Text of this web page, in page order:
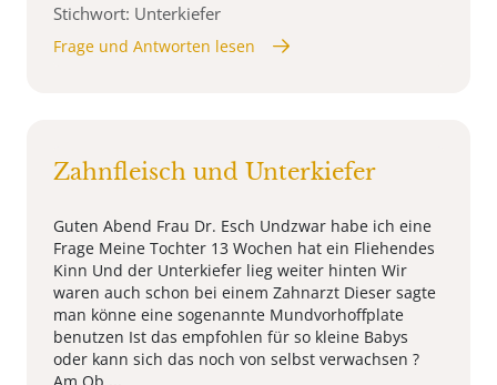
Stichwort: Unterkiefer
Frage und Antworten lesen
Zahnfleisch und Unterkiefer
Guten Abend Frau Dr. Esch Undzwar habe ich eine
Frage Meine Tochter 13 Wochen hat ein Fliehendes
Kinn Und der Unterkiefer lieg weiter hinten Wir
waren auch schon bei einem Zahnarzt Dieser sagte
man könne eine sogenannte Mundvorhoffplate
benutzen Ist das empfohlen für so kleine Babys
oder kann sich das noch von selbst verwachsen ?